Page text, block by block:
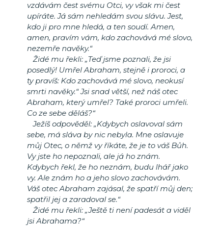
vzdávám čest svému Otci, vy však mi čest
upíráte. Já sám nehledám svou slávu. Jest,
kdo ji pro mne hledá, a ten soudí. Amen,
amen, pravím vám, kdo zachovává mé slovo,
nezemře navěky.“
Židé mu řekli: „Teď jsme poznali, že jsi
posedlý! Umřel Abraham, stejně i proroci, a
ty pravíš: Kdo zachovává mé slovo, neokusí
smrti navěky.“ Jsi snad větší, než náš otec
Abraham, který umřel? Také proroci umřeli.
Co ze sebe děláš?“
Ježíš odpověděl: „Kdybych oslavoval sám
sebe, má sláva by nic nebyla. Mne oslavuje
můj Otec, o němž vy říkáte, že je to váš Bůh.
Vy jste ho nepoznali, ale já ho znám.
Kdybych řekl, že ho neznám, budu lhář jako
vy. Ale znám ho a jeho slovo zachovávám.
Váš otec Abraham zajásal, že spatří můj den;
spatřil jej a zaradoval se.“
Židé mu řekli: „Ještě ti není padesát a viděl
jsi Abrahama?“